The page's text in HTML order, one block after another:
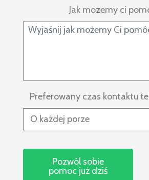
Jak mozemy ci
Preferowany czas kontaktu